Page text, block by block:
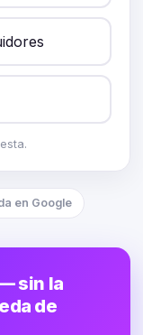
en Google
sin la
de